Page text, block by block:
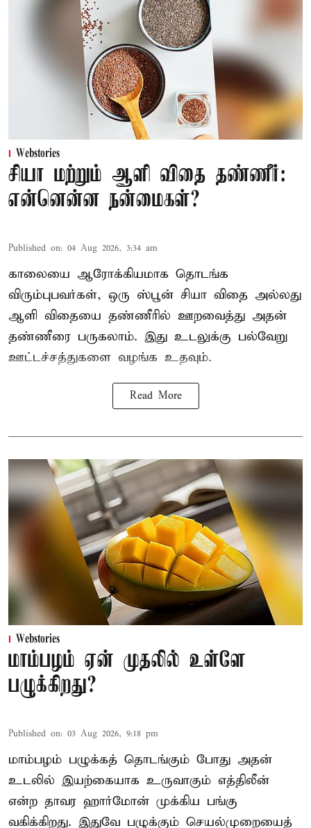
Webstories
சியா மற்றும் ஆளி விதை தண்ணீர்:
என்னென்ன நன்மைகள்?
Published on: 04 Aug 2026, 3:34 am
காலையை ஆரோக்கியமாக தொடங்க
விரும்புபவர்கள், ஒரு ஸ்பூன் சியா விதை அல்லது
ஆளி விதையை தண்ணீரில் ஊறவைத்து அதன்
தண்ணீரை பருகலாம். இது உடலுக்கு பல்வேறு
ஊட்டச்சத்துகளை வழங்க உதவும்.
Read More
Webstories
மாம்பழம் ஏன் முதலில் உள்ளே
பழுக்கிறது?
Published on: 03 Aug 2026, 9:18 pm
மாம்பழம் பழுக்கத் தொடங்கும் போது அதன்
உடலில் இயற்கையாக உருவாகும் எத்திலீன்
என்ற தாவர ஹார்மோன் முக்கிய பங்கு
வகிக்கிறது. இதுவே பழுக்கும் செயல்முறையைத்